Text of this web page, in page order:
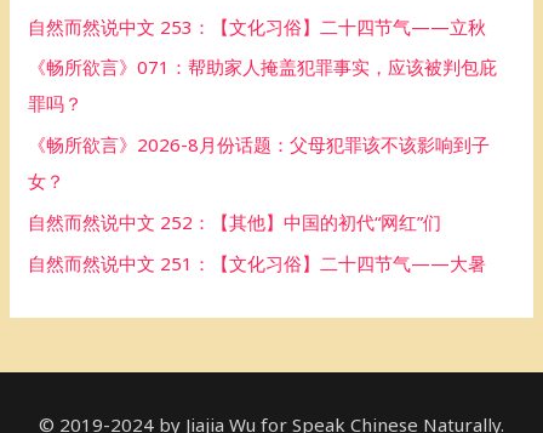
f
r
自然而然说中文 253：【文化习俗】二十四节气——立秋
《畅所欲言》071：帮助家人掩盖犯罪事实，应该被判包庇
罪吗？
《畅所欲言》2026-8月份话题：父母犯罪该不该影响到子
女？
自然而然说中文 252：【其他】中国的初代“网红”们
自然而然说中文 251：【文化习俗】二十四节气——大暑
© 2019-2024 by Jiajia Wu for Speak Chinese Naturally.